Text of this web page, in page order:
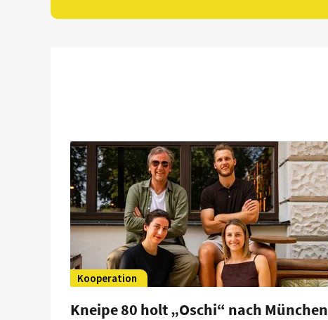
Kooperation
Kneipe 80 holt „Oschi“ nach München